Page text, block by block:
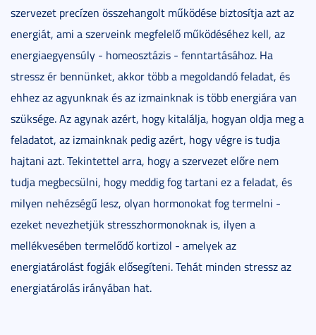
szervezet precízen összehangolt működése biztosítja azt az
energiát, ami a szerveink megfelelő működéséhez kell, az
energiaegyensúly - homeosztázis - fenntartásához. Ha
stressz ér bennünket, akkor több a megoldandó feladat, és
ehhez az agyunknak és az izmainknak is több energiára van
szüksége. Az agynak azért, hogy kitalálja, hogyan oldja meg a
feladatot, az izmainknak pedig azért, hogy végre is tudja
hajtani azt. Tekintettel arra, hogy a szervezet előre nem
tudja megbecsülni, hogy meddig fog tartani ez a feladat, és
milyen nehézségű lesz, olyan hormonokat fog termelni -
ezeket nevezhetjük stresszhormonoknak is, ilyen a
mellékvesében termelődő kortizol - amelyek az
energiatárolást fogják elősegíteni. Tehát minden stressz az
energiatárolás irányában hat.